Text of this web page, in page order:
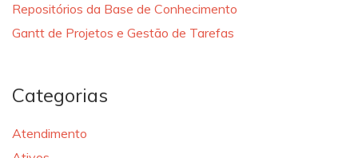
Repositórios da Base de Conhecimento
Gantt de Projetos e Gestão de Tarefas
Categorias
Atendimento